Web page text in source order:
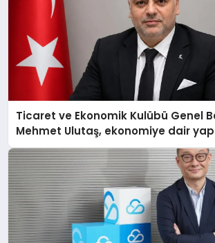
Ticaret ve Ekonomik Kulübü Genel
Mehmet Ulutaş, ekonomiye dair
açıklamada şunları kaydetti: